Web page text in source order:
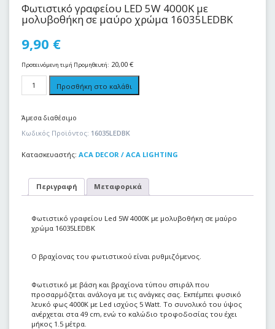
Φωτιστικό γραφείου LED 5W 4000Κ με
μολυβοθήκη σε μαύρο χρώμα 16035LEDBK
9,90 €
Προτεινόμενη τιμή Προμηθευτή: 20,00 €
Προσθήκη στο καλάθι
Άμεσα διαθέσιμο
Κωδικός Προϊόντος: 16035LEDBK
Κατασκευαστής: ACA DECOR / ACA LIGHTING
Περιγραφή Μεταφορικά
Φωτιστικό γραφείου Led 5W 4000Κ με μολυβοθήκη σε μαύρο
χρώμα 16035LEDBK
Ο βραχίονας του φωτιστικού είναι ρυθμιζόμενος.
Φωτιστικό με βάση και βραχίονα τύπου σπιράλ που
προσαρμόζεται ανάλογα με τις ανάγκες σας. Εκπέμπει φυσικό
λευκό φως 4000K με Led ισχύος 5 Watt. Το συνολικό του ύψος
ανέρχεται στα 49 cm, ενώ το καλώδιο τροφοδοσίας του έχει
μήκος 1.5 μέτρα.